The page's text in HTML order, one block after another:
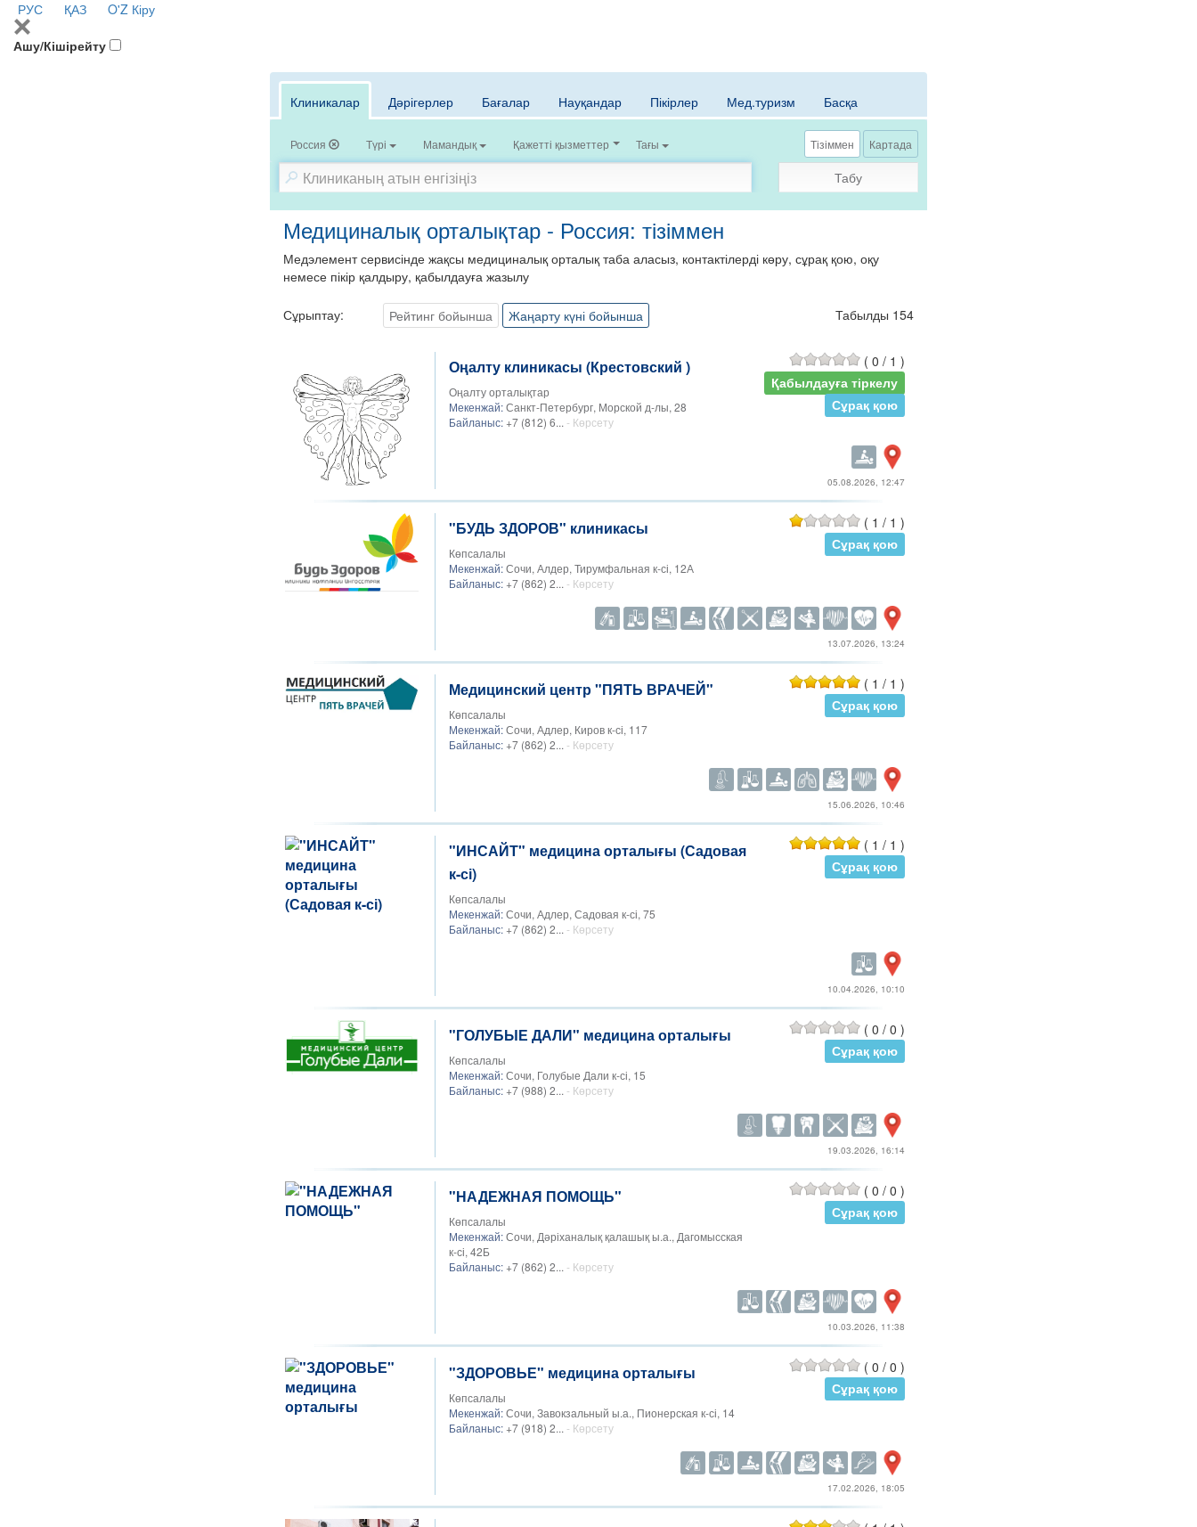
РУС ҚАЗ O'Z Кіру
Ашу/Кішірейту
Клиникалар Дәрігерлер Бағалар Науқандар Пікірлер Мед.туризм Басқа
Россия Түрі Мамандық Қажетті қызметтер Тағы Тізіммен Картада
Табу
Медициналық орталықтар - Россия: тізіммен
Медэлемент сервисінде жақсы медициналық орталық таба аласыз, контактілерді көру, сұрақ қою, оқу
немесе пікір қалдыру, қабылдауға жазылу
Сұрыптау: Рейтинг бойынша Жаңарту күні бойынша Табылды 154
Оңалту клиникасы (Крестовский )
Оңалту орталықтар
Мекенжай:Санкт-Петербург, Морской д-лы, 28
Байланыс: +7 (812) 6... - Көрсету
( 0 / 1 )
Қабылдауға тіркелу
Сұрақ қою
05.08.2026, 12:47
"БУДЬ ЗДОРОВ" клиникасы
Көпсалалы
Мекенжай:Сочи, Алдер, Тирумфальная к-сі, 12А
Байланыс: +7 (862) 2... - Көрсету
( 1 / 1 )
Сұрақ қою
13.07.2026, 13:24
Медицинский центр "ПЯТЬ ВРАЧЕЙ"
Көпсалалы
Мекенжай:Сочи, Адлер, Киров к-сі, 117
Байланыс: +7 (862) 2... - Көрсету
( 1 / 1 )
Сұрақ қою
15.06.2026, 10:46
"ИНСАЙТ" медицина орталығы (Садовая
к-сі)
Көпсалалы
Мекенжай:Сочи, Адлер, Садовая к-сі, 75
Байланыс: +7 (862) 2... - Көрсету
( 1 / 1 )
Сұрақ қою
10.04.2026, 10:10
"ГОЛУБЫЕ ДАЛИ" медицина орталығы
Көпсалалы
Мекенжай:Сочи, Голубые Дали к-сі, 15
Байланыс: +7 (988) 2... - Көрсету
( 0 / 0 )
Сұрақ қою
19.03.2026, 16:14
"НАДЕЖНАЯ ПОМОЩЬ"
Көпсалалы
Мекенжай:Сочи, Дәріханалық қалашық ы.а., Дагомысская
к-сі, 42Б
Байланыс: +7 (862) 2... - Көрсету
( 0 / 0 )
Сұрақ қою
10.03.2026, 11:38
"ЗДОРОВЬЕ" медицина орталығы
Көпсалалы
Мекенжай:Сочи, Завокзальный ы.а., Пионерская к-сі, 14
Байланыс: +7 (918) 2... - Көрсету
( 0 / 0 )
Сұрақ қою
17.02.2026, 18:05